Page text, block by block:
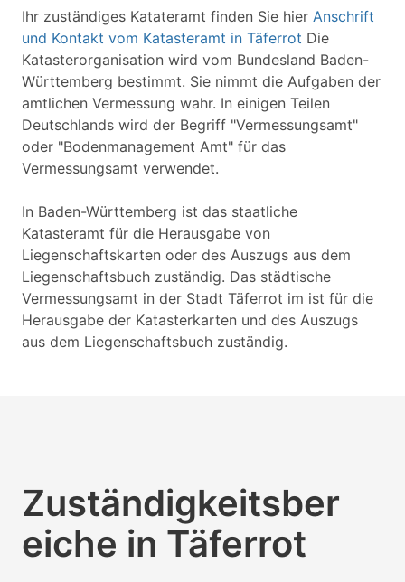
Ihr zuständiges Katateramt finden Sie hier Anschrift
und Kontakt vom Katasteramt in Täferrot Die
Katasterorganisation wird vom Bundesland Baden-
Württemberg bestimmt. Sie nimmt die Aufgaben der
amtlichen Vermessung wahr. In einigen Teilen
Deutschlands wird der Begriff "Vermessungsamt"
oder "Bodenmanagement Amt" für das
Vermessungsamt verwendet.
In Baden-Württemberg ist das staatliche
Katasteramt für die Herausgabe von
Liegenschaftskarten oder des Auszugs aus dem
Liegenschaftsbuch zuständig. Das städtische
Vermessungsamt in der Stadt Täferrot im ist für die
Herausgabe der Katasterkarten und des Auszugs
aus dem Liegenschaftsbuch zuständig.
Zuständigkeitsber
eiche in Täferrot